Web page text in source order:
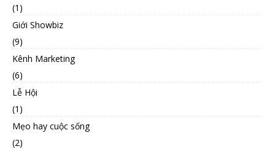
(1)
Giới Showbiz
(9)
Kênh Marketing
(6)
Lễ Hội
(1)
Mẹo hay cuộc sống
(2)